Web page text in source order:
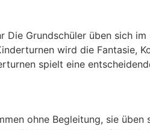
Die Grundschüler üben sich
wird die Fantasie,
spielt eine
ohne Begleitung, sie üben